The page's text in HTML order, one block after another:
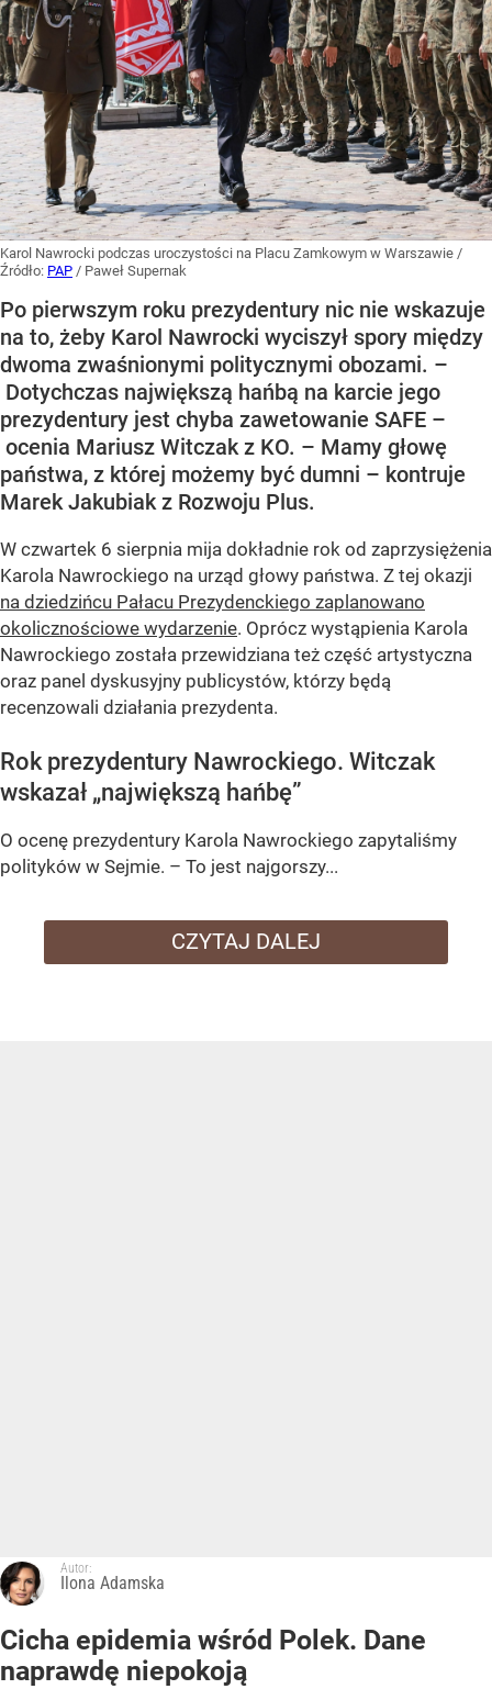
Karol Nawrocki podczas uroczystości na Placu Zamkowym w Warszawie /
Źródło: PAP / Paweł Supernak
Po pierwszym roku prezydentury nic nie wskazuje
na to, żeby Karol Nawrocki wyciszył spory między
dwoma zwaśnionymi politycznymi obozami. –
Dotychczas największą hańbą na karcie jego
prezydentury jest chyba zawetowanie SAFE –
ocenia Mariusz Witczak z KO. – Mamy głowę
państwa, z której możemy być dumni – kontruje
Marek Jakubiak z Rozwoju Plus.
W czwartek 6 sierpnia mija dokładnie rok od zaprzysiężenia
Karola Nawrockiego na urząd głowy państwa. Z tej okazji
na dziedzińcu Pałacu Prezydenckiego zaplanowano
okolicznościowe wydarzenie. Oprócz wystąpienia Karola
Nawrockiego została przewidziana też część artystyczna
oraz panel dyskusyjny publicystów, którzy będą
recenzowali działania prezydenta.
Rok prezydentury Nawrockiego. Witczak
wskazał „największą hańbę”
O ocenę prezydentury Karola Nawrockiego zapytaliśmy
polityków w Sejmie. – To jest najgorszy...
CZYTAJ DALEJ
Autor:
Ilona Adamska
Cicha epidemia wśród Polek. Dane
naprawdę niepokoją